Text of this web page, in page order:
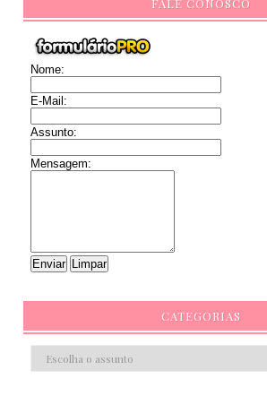
FALE CONOSCO
Nome:
E-Mail:
Assunto:
Mensagem:
CATEGORIAS